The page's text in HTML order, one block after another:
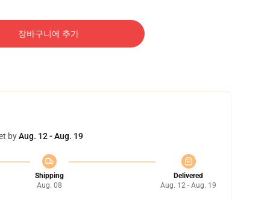
장바구니에 추가
byAug. 12 - Aug. 19
Shipping
Aug. 08
Delivered
Aug. 12 - Aug. 19